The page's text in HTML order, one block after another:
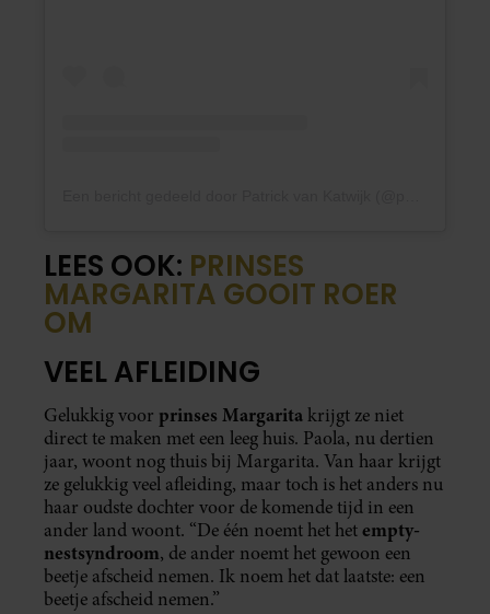
LEES OOK: PRINSES
MARGARITA GOOIT ROER
OM
VEEL AFLEIDING
Gelukkig voor prinses Margaritakrijgt ze niet
direct te maken met een leeg huis. Paola, nu dertien
jaar, woont nog thuis bij Margarita. Van haar krijgt
ze gelukkig veel afleiding, maar toch is het anders nu
haar oudste dochter voor de komende tijd in een
ander land woont. “De één noemt het hetempty-
nestsyndroom, de ander noemt het gewoon een
beetje afscheid nemen. Ik noem het dat laatste: een
beetje afscheid nemen.”